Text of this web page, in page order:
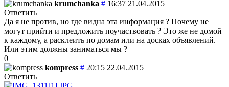
krumchanka # 16:37 21.04.2015
Ответить
Да я не против, но где видна эта информация ? Почему не
могут прийти и предложить поучаствовать ? Это же не домой
к каждому, а расклеить по домам или на досках объявлений.
Или этим должны заниматься мы ?
0
kompress # 20:15 22.04.2015
Ответить